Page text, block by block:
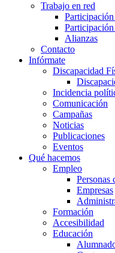
Trabajo en red
Alianzas
Contacto
Infórmate
Discapacidad
Incidencia
Comunicación
Campañas
Noticias
Publicaciones
Eventos
Qué hacemos
Empleo
Personas
Empresas
Formación
Accesibilidad
Educación